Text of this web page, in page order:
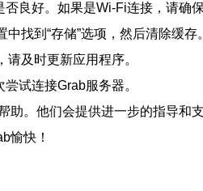
良好。如果是Wi-Fi连接，请确
找到“存储”选项，然后清除缓存。
及时更新应用程序。
试连接Grab服务器。
。他们会提供进一步的指导和支
愉快！